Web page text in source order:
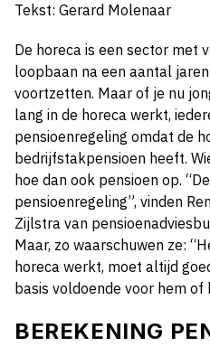
Tekst: Gerard Molenaar
De horeca is een sector met
loopbaan na een aantal
voortzetten. Maar of je nu
lang in de horeca werkt,
pensioenregeling omdat de
bedrijfstakpensioen heeft.
hoe dan ook pensioen op.
pensioenregeling”, vinden
Zijlstra van
Maar, zo waarschuwen ze:
horeca werkt, moet altijd
basis voldoende voor hem of
BEREKENING